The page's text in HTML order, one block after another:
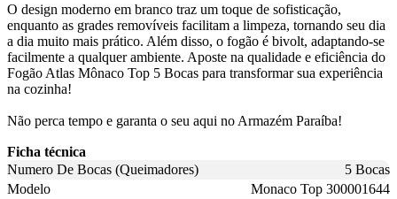
O design moderno em branco traz um toque de sofisticação,
enquanto as grades removíveis facilitam a limpeza, tornando seu dia
a dia muito mais prático. Além disso, o fogão é bivolt, adaptando-se
facilmente a qualquer ambiente. Aposte na qualidade e eficiência do
Fogão Atlas Mônaco Top 5 Bocas para transformar sua experiência
na cozinha!
Não perca tempo e garanta o seu aqui no Armazém Paraíba!
Ficha técnica
Numero De Bocas (Queimadores)
5 Bocas
Modelo
Monaco Top 300001644